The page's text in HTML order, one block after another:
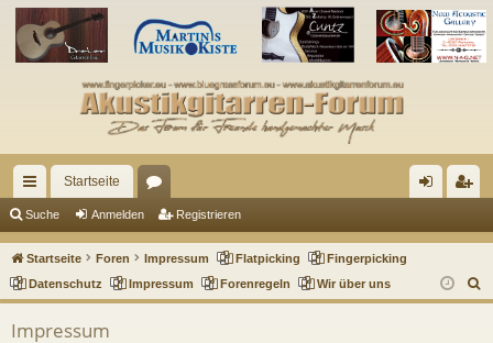
ch
ne
llz
Startseite
en m ist
rie
Suche Anmelden Registrieren
Startseite Foren Impressum Flatpicking
Fingerpicking
Datenschutz
Impressum Forenregeln Wir über uns
u
Impressum